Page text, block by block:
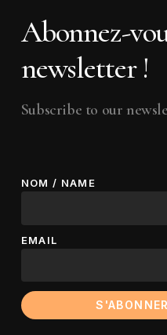
Abonnez-
newsletter !
Subscribe to our
NOM / NAME
EMAIL